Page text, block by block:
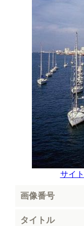
サイ
画像番号
タイトル